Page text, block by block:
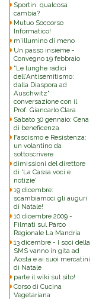
Sportin: qualcosa
cambia?
Mutuo Soccorso
Informatico!
m'illumino di meno
Un passo insieme -
Convegno 19 febbraio
"Le lunghe radici
dell'Antisemitismo:
dalla Diaspora ad
Auschwitz"
conversazione con il
Prof. Giancarlo Clara
Sabato 30 gennaio: Cena
di beneficenza
Fascismo e Resistenza:
un volantino da
sottoscrivere
dimissioni del direttore
di 'La Cassa voci e
notizie'
19 dicembre:
scambiamoci gli auguri
di Natale!
10 dicembre 2009 -
Filmati sul Parco
Regionale La Mandria
13 dicembre - I soci della
SMS vanno in gita ad
Aosta e ai suoi mercatini
di Natale
parte il wiki sul sito!
Corso di Cucina
Vegetariana